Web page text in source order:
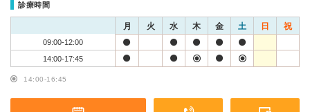
診療時間
月 火 水 木 金 土 日 祝
09:00-12:00
14:00-17:45
14:00-16:45